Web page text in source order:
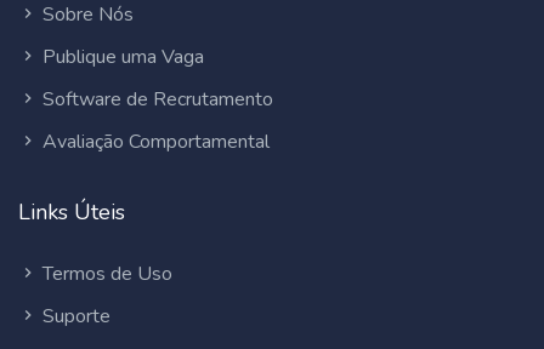
Sobre Nós
Publique uma Vaga
Software de Recrutamento
Avaliação Comportamental
Links Úteis
Termos de Uso
Suporte